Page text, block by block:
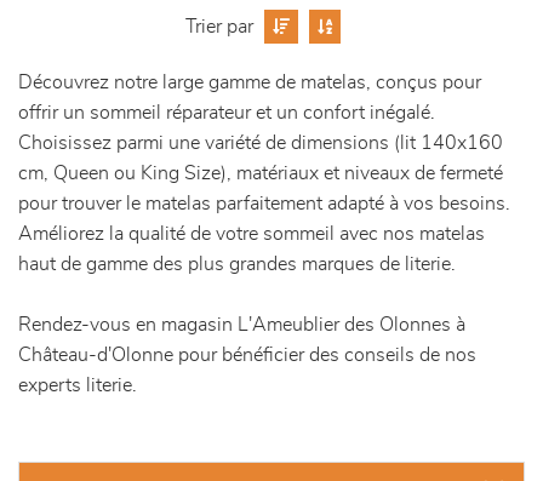
meubles de complément
chambres et dressing
literie
décoration
Trier par
Découvrez notre large gamme de matelas, conçus pour
offrir un sommeil réparateur et un confort inégalé.
Choisissez parmi une variété de dimensions (lit 140x160
cm, Queen ou King Size), matériaux et niveaux de fermeté
pour trouver le matelas parfaitement adapté à vos besoins.
Améliorez la qualité de votre sommeil avec nos matelas
haut de gamme des plus grandes marques de literie.
Rendez-vous en magasin L'Ameublier des Olonnes à
Château-d'Olonne pour bénéficier des conseils de nos
experts literie.